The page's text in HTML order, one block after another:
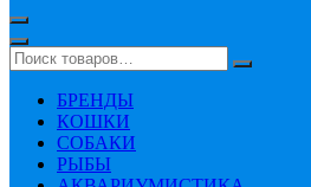
БРЕНДЫ
КОШКИ
СОБАКИ
РЫБЫ